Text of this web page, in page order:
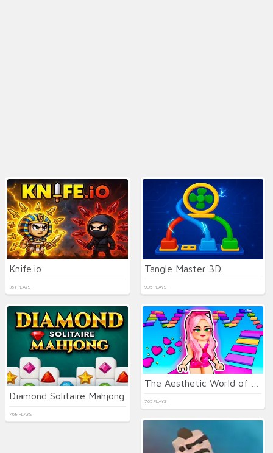
Knife.io
361 PLAYS
Tangle Master 3D
905 PLAYS
Diamond Solitaire Mahjong
768 PLAYS
765 PLAYS